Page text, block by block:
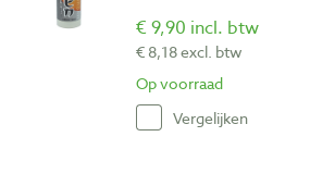
€ 9,90 incl. btw
€ 8,18 excl. btw
Op voorraad
Vergelijken